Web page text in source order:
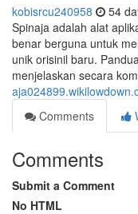
kobisrcu240958 54
Spinaja adalah alat
benar berguna untuk
unik orisinil baru.
menjelaskan secara
Comments
Comments
Submit a Comment
No HTML